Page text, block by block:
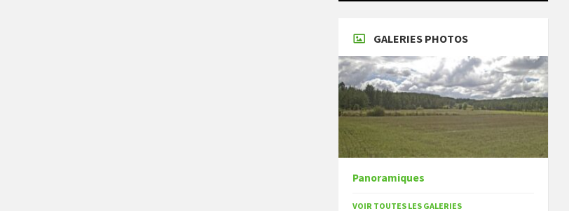
GALERIES PHOTOS
Panoramiques
VOIR TOUTES LES GALERIES